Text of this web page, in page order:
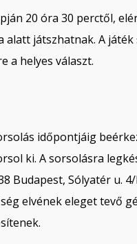
20 óra 30 perctől,
alatt játszhatnak. A
a helyes választ.
időpontjáig
ki. A sorsolásra
Budapest, Sólyatér u.
elvének eleget tevő